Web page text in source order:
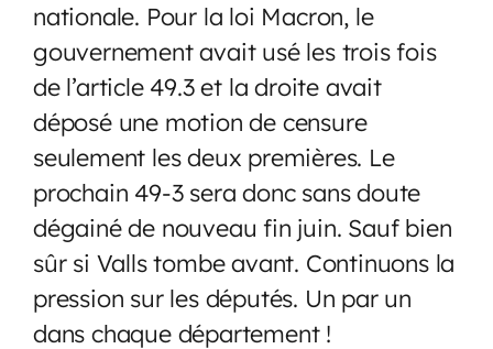
nationale. Pour la loi Macron, le
gouvernement avait usé les trois fois
de l’article 49.3 et la droite avait
déposé une motion de censure
seulement les deux premières. Le
prochain 49-3 sera donc sans doute
dégainé de nouveau fin juin. Sauf bien
sûr si Valls tombe avant. Continuons la
pression sur les députés. Un par un
dans chaque département !